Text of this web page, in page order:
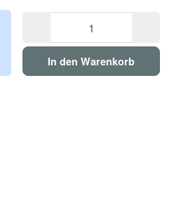
In den Warenkorb